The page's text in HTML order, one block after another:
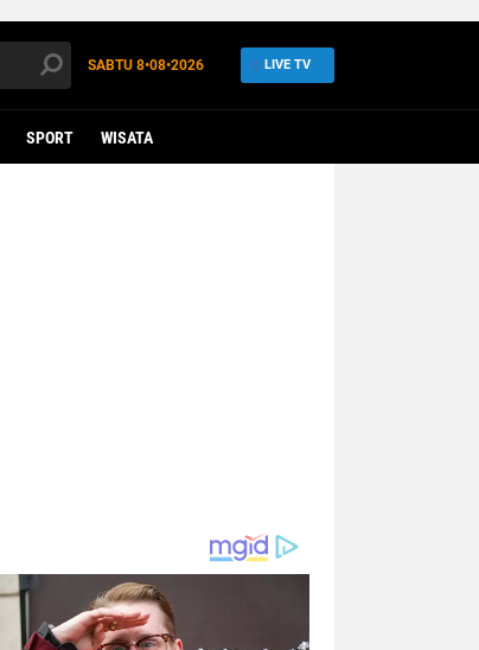
SABTU 8•08•2026 LIVE TV
SPORT WISATA